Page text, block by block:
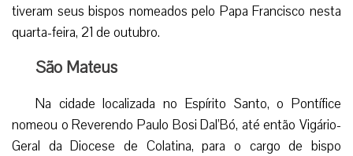
tiveram seus bispos nomeados pelo Papa Francisco nesta
quarta-feira, 21 de outubro.
São Mateus
Na cidade localizada no Espírito Santo, o Pontífice
nomeou o Reverendo Paulo Bosi Dal’Bó, até então Vigário-
Geral da Diocese de Colatina, para o cargo de bispo